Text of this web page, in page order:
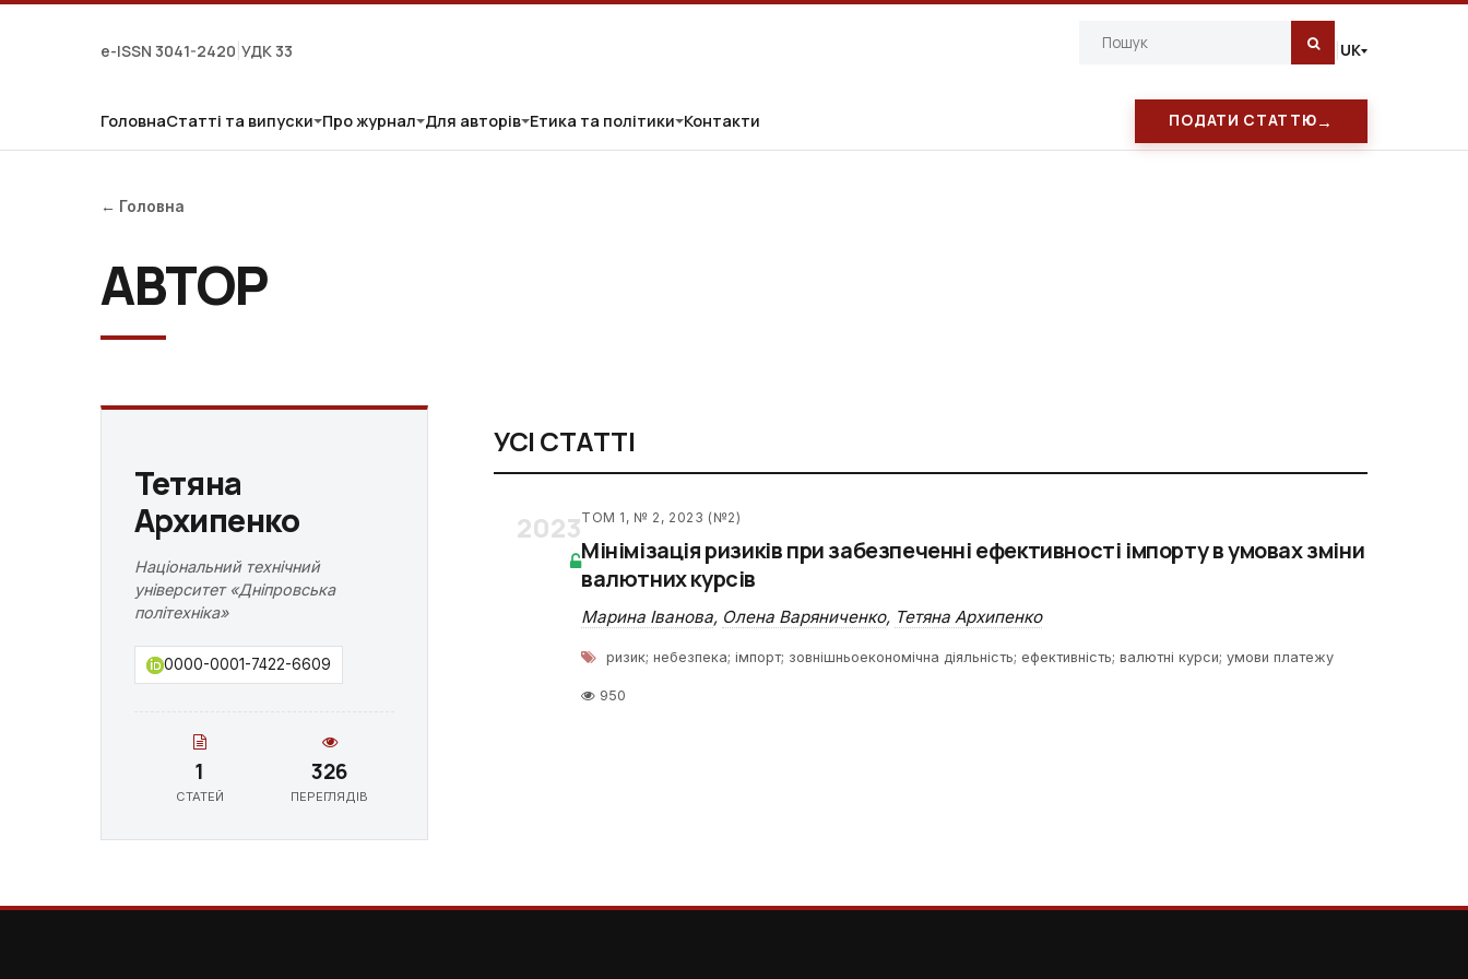
e-ISSN 3041-2420 УДК 33 UK
ГоловнаСтатті та випуски Про журнал Для авторів Етика та політики Контакти ПОДАТИ СТАТТЮ→
← Головна
АВТОР
Тетяна
Архипенко
Національний технічний
університет «Дніпровська
політехніка»
0000-0001-7422-6609
1
СТАТЕЙ
326
ПЕРЕГЛЯДІВ
УСІ СТАТТІ
2023ТОМ 1, № 2, 2023 (№2)
Мінімізація ризиків при забезпеченні ефективності імпорту в умовах зміни
валютних курсів
Марина Іванова, Олена Варяниченко, Тетяна Архипенко
ризик; небезпека; імпорт; зовнішньоекономічна діяльність; ефективність; валютні курси; умови платежу
950